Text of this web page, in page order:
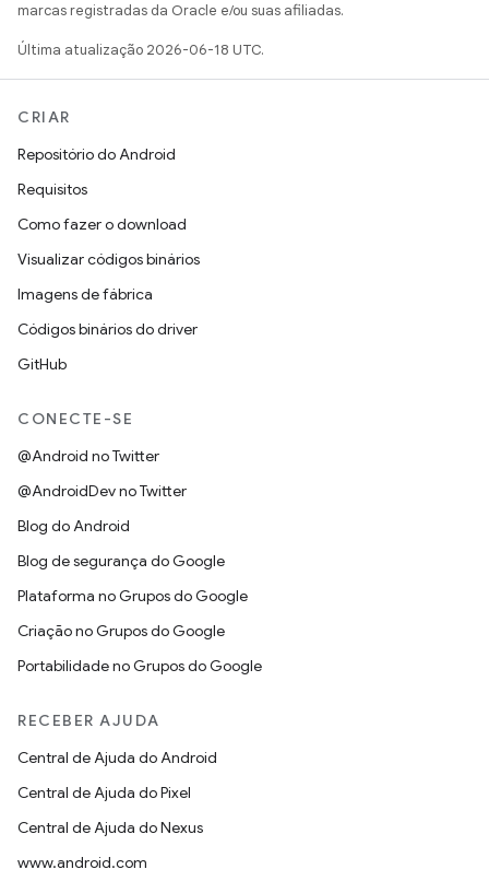
marcas registradas da Oracle e/ou suas afiliadas.
Última atualização 2026-06-18 UTC.
CRIAR
Repositório do Android
Requisitos
Como fazer o download
Visualizar códigos binários
Imagens de fábrica
Códigos binários do driver
GitHub
CONECTE-SE
@Android no Twitter
@AndroidDev no Twitter
Blog do Android
Blog de segurança do Google
Plataforma no Grupos do Google
Criação no Grupos do Google
Portabilidade no Grupos do Google
RECEBER AJUDA
Central de Ajuda do Android
Central de Ajuda do Pixel
Central de Ajuda do Nexus
www.android.com